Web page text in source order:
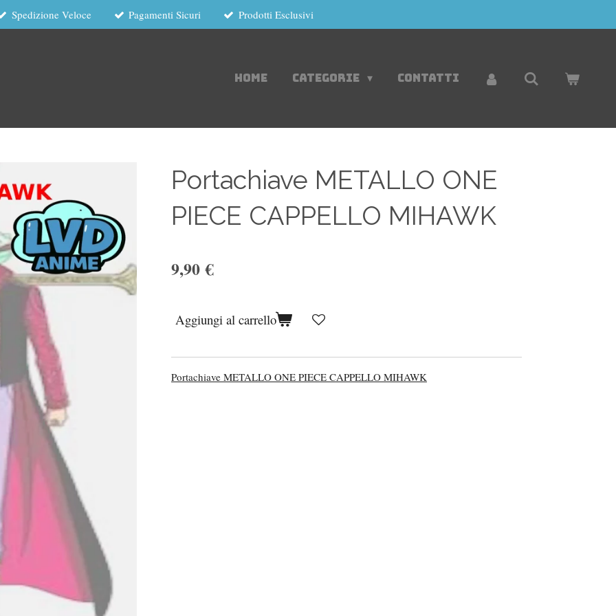
Spedizione Veloce Pagamenti Sicuri Prodotti Esclusivi
HOME CATEGORIE CONTATTI
Portachiave METALLO ONE
PIECE CAPPELLO MIHAWK
9,90 €
Aggiungi al carrello
Portachiave METALLO ONE PIECE CAPPELLO MIHAWK